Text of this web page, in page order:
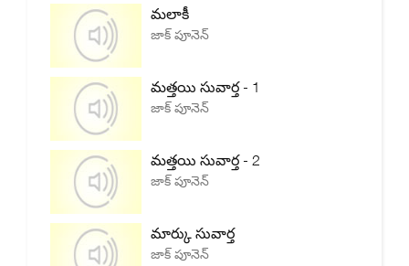
మలాకీ
జాక్ పూనెన్
మత్తయి సువార్త - 1
జాక్ పూనెన్
మత్తయి సువార్త - 2
జాక్ పూనెన్
మార్కు సువార్త
జాక్ పూనెన్